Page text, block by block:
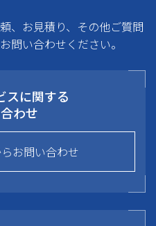
、お見積り、その他ご質問
問い合わせください。
スに関する
わせ
お問い合わせ